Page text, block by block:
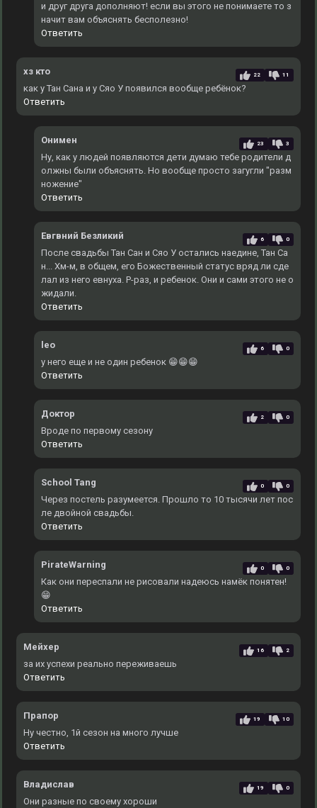
и друг друга дополняют! если вы этого не понимаете то з
начит вам объяснять бесполезно!
Ответить
хз кто 22 11
как у Тан Сана и у Сяо У появился вообще ребёнок?
Ответить
Онимен 23 3
Ну, как у людей появляются дети думаю тебе родители д
олжны были объяснять. Но вообще просто загугли "разм
ножение"
Ответить
Евгвний Безликий 6 0
После свадьбы Тан Сан и Сяо У остались наедине, Тан Са
н... Хм-м, в общем, его Божественный статус вряд ли сде
лал из него евнуха. Р-раз, и ребенок. Они и сами этого не о
жидали.
Ответить
leo 6 0
у него еще и не один ребенок 😁😁😁
Ответить
Доктор 2 0
Вроде по первому сезону
Ответить
School Tang 0 0
Через постель разумеется. Прошло то 10 тысячи лет пос
ле двойной свадьбы.
Ответить
PirateWarning 0 0
Как они переспали не рисовали надеюсь намёк понятен!
😁
Ответить
Мейхер 16 2
за их успехи реально переживаешь
Ответить
Прапор 19 10
Ну честно, 1й сезон на много лучше
Ответить
Владислав 19 0
Они разные по своему хороши